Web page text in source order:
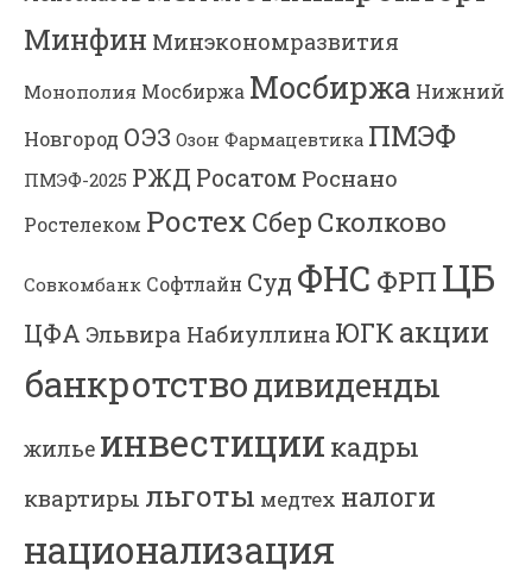
Минфин Минэкономразвития
Монополия Мосбиржа Мосбиржа Нижний
Новгород ОЭЗ Озон Фармацевтика ПМЭФ
ПМЭФ-2025 РЖД Росатом Роснано
Ростелеком Ростех Сбер Сколково
Совкомбанк Софтлайн Суд ФНС ФРП ЦБ
ЦФА Эльвира Набиуллина ЮГК акции
банкротстводивиденды
жилье инвестиции кадры
квартиры льготы медтех налоги
национализация